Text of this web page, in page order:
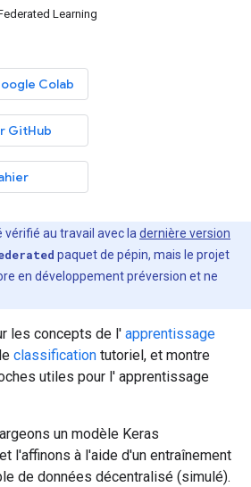
Learning
Colab
GitHub
vérifié au travail avec la dernière version
paquet de pépin, mais le projet
en développement préversion et ne
les concepts de l' apprentissage
classification tutoriel, et montre
utiles pour l' apprentissage
un modèle Keras
l'affinons à l'aide d'un entraînement
de données décentralisé (simulé).